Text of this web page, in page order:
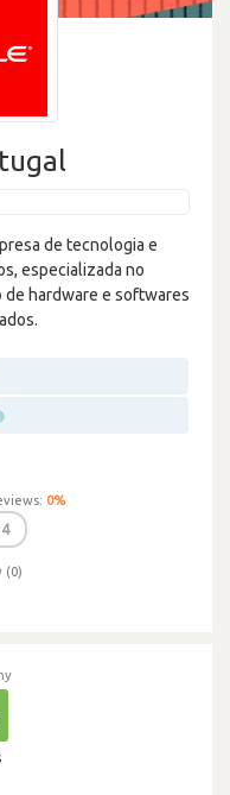
de tecnologia e
especializada no
hardware e softwares
0%
(0)